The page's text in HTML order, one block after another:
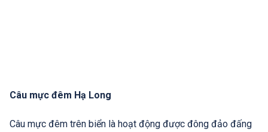
Câu mực đêm Hạ Long
Câu mực đêm trên biển là hoạt động được đông đảo đấng